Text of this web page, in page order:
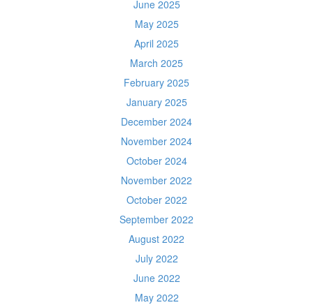
June 2025
May 2025
April 2025
March 2025
February 2025
January 2025
December 2024
November 2024
October 2024
November 2022
October 2022
September 2022
August 2022
July 2022
June 2022
May 2022